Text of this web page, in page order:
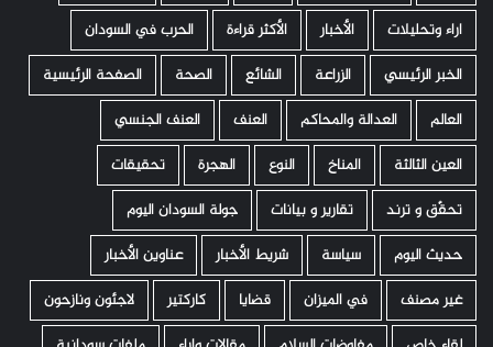
اراء وتحليلات
الأخبار الأكثر قراءة
الحرب في السودان
الخبر الرئيسي
الزراعة الشائع الصحة
الصفحة الرئيسية
العالم
العدالة والمحاكم العنف
العنف الجنسي
العين الثالثة
المناخ النوع الهجرة
تحقيقات
تحقّق و ترند
تقارير و بيانات
جولة السودان اليوم
حديث اليوم
سياسة شريط الأخبار
عناوين الأخبار
غير مصنف
في الميزان قضايا كاركتير
لاجئون ونازحون